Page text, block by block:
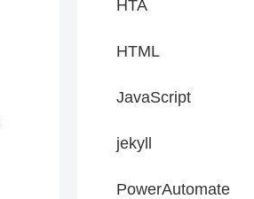
HTA
HTML
JavaScript
jekyll
PowerAutomate